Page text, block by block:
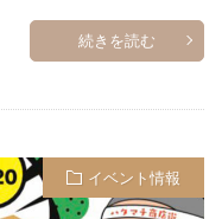
続きを読む
イベント情報